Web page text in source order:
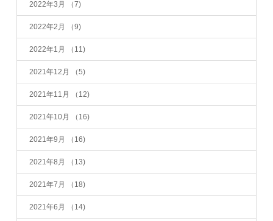
2022年3月 （7)
2022年2月 （9)
2022年1月 （11)
2021年12月 （5)
2021年11月 （12)
2021年10月 （16)
2021年9月 （16)
2021年8月 （13)
2021年7月 （18)
2021年6月 （14)